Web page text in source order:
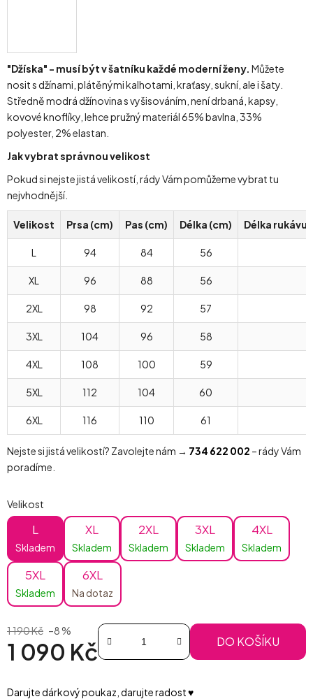
"Džíska" - musí být v šatníku každé moderní ženy. Můžete
nosit s džínami, plátěnými kalhotami, kraťasy, sukní, ale i šaty.
Středně modrá džínovina s vyšisováním, není drbaná, kapsy,
kovové knoflíky, lehce pružný materiál 65% bavlna, 33%
polyester, 2% elastan.
Jak vybrat správnou velikost
Pokud si nejste jistá velikostí, rády Vám pomůžeme vybrat tu
nejvhodnější.
Velikost Prsa (cm) Pas (cm) Délka (cm) Délka rukávu
L 94 84 56
XL 96 88 56
2XL 98 92 57
3XL 104 96 58
4XL 108 100 59
5XL 112 104 60
6XL 116 110 61
Nejste si jistá velikostí? Zavolejte nám → 734 622 002 – rády Vám
poradíme.
Velikost
L
Skladem
XL
Skladem
2XL
Skladem
3XL
Skladem
4XL
Skladem
5XL
Skladem
6XL
Na dotaz
1 190 Kč –8 %
1 090 Kč DO KOŠÍKU
Darujte dárkový poukaz, darujte radost ♥️